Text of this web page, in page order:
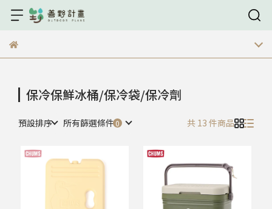
保冷保鮮冰桶/保冷袋/保冷劑
預設排序 所有篩選條件 共 13 件商品